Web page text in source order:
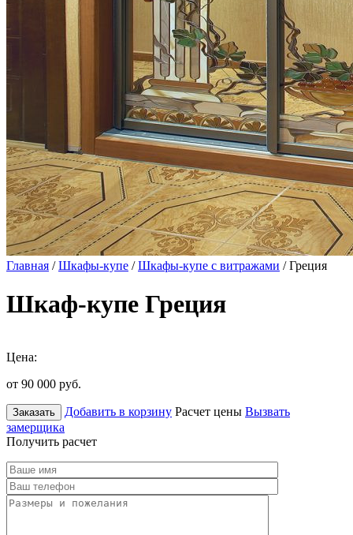
Главная /Шкафы-купе /Шкафы-купе с витражами / Греция
Шкаф-купе Греция
Цена:
от 90 000 руб.
Заказать Добавить в корзину Расчет цены Вызвать
замерщика
Получить расчет